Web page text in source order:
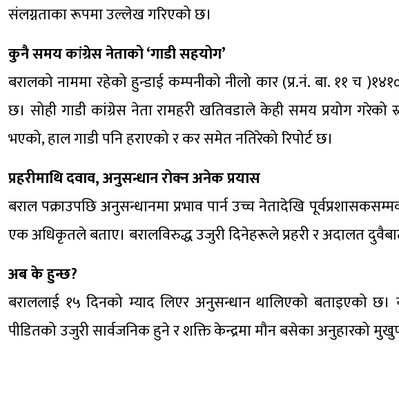
संलग्नताका रूपमा उल्लेख गरिएको छ।
कुनै समय कांग्रेस नेताको ‘गाडी सहयोग’
बरालको नाममा रहेको हुन्डाई कम्पनीको नीलो कार (प्र.नं. बा. ११ च
छ। सोही गाडी कांग्रेस नेता रामहरी खतिवडाले केही समय प्रयोग गरेको
भएको, हाल गाडी पनि हराएको र कर समेत नतिरेको रिपोर्ट छ।
प्रहरीमाथि दवाव, अनुसन्धान रोक्न अनेक प्रयास
बराल पक्राउपछि अनुसन्धानमा प्रभाव पार्न उच्च नेतादेखि
एक अधिकृतले बताए। बरालविरुद्ध उजुरी दिनेहरूले प्रहरी र अदालत
अब के हुन्छ?
बराललाई १५ दिनको म्याद लिएर अनुसन्धान थालिएको बताइएको छ।
पीडितको उजुरी सार्वजनिक हुने र शक्ति केन्द्रमा मौन बसेका अनुहारको